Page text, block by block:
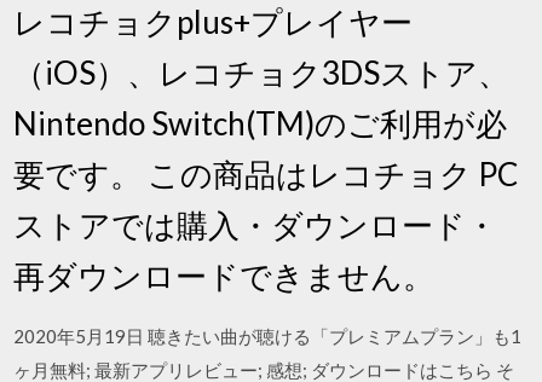
レコチョクplus+プレイヤー
（iOS）、レコチョク3DSストア、
Nintendo Switch(TM)のご利用が必
要です。 この商品はレコチョク PC
ストアでは購入・ダウンロード・
再ダウンロードできません。
2020年5月19日 聴きたい曲が聴ける「プレミアムプラン」も1
ヶ月無料; 最新アプリレビュー; 感想; ダウンロードはこちら そ